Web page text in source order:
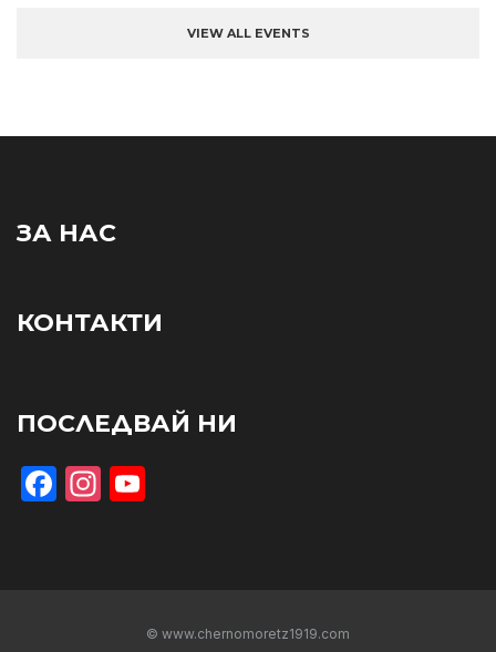
VIEW ALL EVENTS
ЗА НАС
КОНТАКТИ
ПОСЛЕДВАЙ НИ
Facebook
Instagram
© www.chernomoretz1919.com